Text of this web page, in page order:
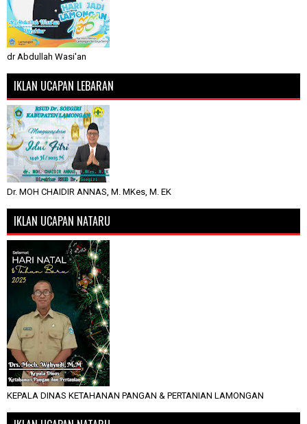
dr Abdullah Wasi'an
IKLAN UCAPAN LEBARAN
Dr. MOH CHAIDIR ANNAS, M. MKes, M. EK
IKLAN UCAPAN NATARU
KEPALA DINAS KETAHANAN PANGAN & PERTANIAN LAMONGAN